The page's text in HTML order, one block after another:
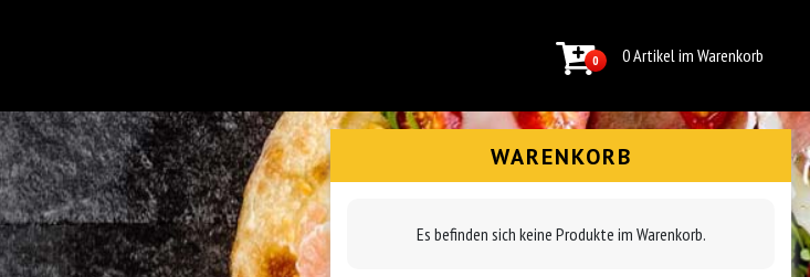
0 0 Artikel im Warenkorb
WARENKORB
Es befinden sich keine Produkte im Warenkorb.